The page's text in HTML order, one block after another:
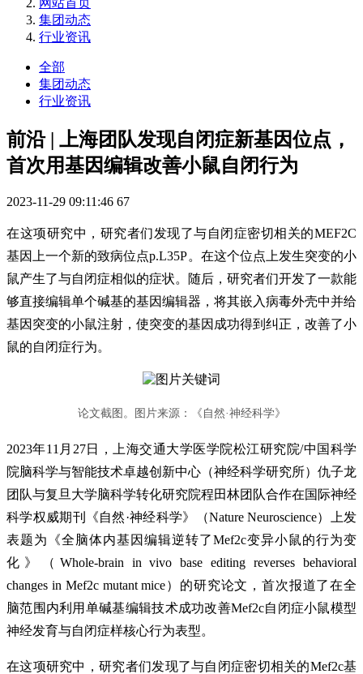
集团动态
行业资讯
全部
集团动态
行业资讯
前沿 | 上海团队发现自闭症新基因位点，
首次用基因编辑改善小鼠自闭行为
2023-11-29 09:11:46 67
在这项研究中，研究者们发现了与自闭症密切相关的MEF2C
基因上一个新的致病位点p.L35P。在这个位点上发生突变的小
鼠产生了与自闭症相似的症状。随后，研究者们开发了一款能
够直接编辑单个碱基的基因编辑器，将其嵌入病毒外壳中并给
基因突变的小鼠注射，使突变的基因成功得到纠正，改善了小
鼠的自闭症行为。
论文截图。图片来源：《自然·神经科学》
2023年11月27日，上海交通大学医学院松江研究院/中国科学
院脑科学与智能技术卓越创新中心（神经科学研究所）仇子龙
团队与复旦大学脑科学转化研究院程田林团队合作在国际神经
科学权威期刊《自然·神经科学》（Nature Neuroscience）上发
表题为《全脑体内基因编辑逆转了Mef2c变异小鼠的行为变
化》（Whole-brain in vivo base editing reverses behavioral
changes in Mef2c mutant mice）的研究论文，首次报道了在全
脑范围内利用单碱基编辑技术成功改善Mef2c自闭症小鼠模型
神经发育与自闭症样核心行为表型。
在这项研究中，研究者们发现了与自闭症密切相关的Mef2c基